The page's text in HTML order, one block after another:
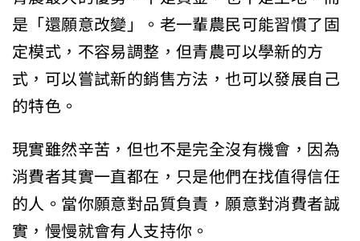
是「還願意改變」。老一輩農民可能習慣了固
定模式，不容易調整，但青農可以學新的方
式，可以嘗試新的銷售方法，也可以發展自己
的特色。
現實雖然辛苦，但也不是完全沒有機會，因為
消費者其實一直都在，只是他們在找值得信任
的人。當你願意對品質負責，願意對消費者誠
實，慢慢就會有人支持你。